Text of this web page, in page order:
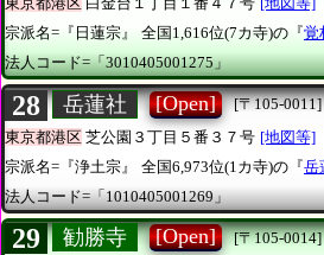
宗派名=『日蓮宗』
全国1,616位(7カ寺)の『覚
法人コード=「3010405001275」
28 岳蓮社 [Open]
[〒105-0011]
東京都港区 芝公園３丁目５番３７号 [地図等]
宗派名=『浄土宗』
全国6,973位(1カ寺)の『岳
法人コード=「1010405001269」
29 勧勝寺 [Open]
[〒105-0014]